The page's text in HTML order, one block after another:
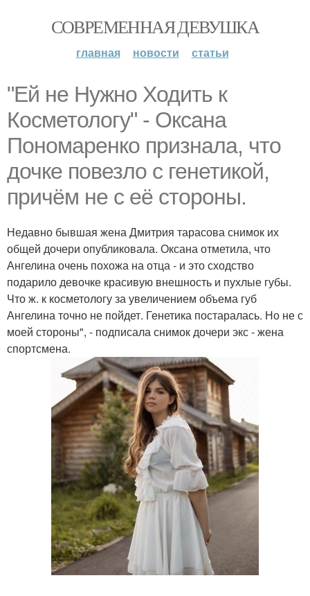
СОВРЕМЕННАЯ ДЕВУШКА
главная новости статьи
"Ей не Нужно Ходить к
Косметологу" - Оксана
Пономаренко признала, что
дочке повезло с генетикой,
причём не с её стороны.
Недавно бывшая жена Дмитрия тарасова снимок их
общей дочери опубликовала. Оксана отметила, что
Ангелина очень похожа на отца - и это сходство
подарило девочке красивую внешность и пухлые губы.
Что ж. к косметологу за увеличением объема губ
Ангелина точно не пойдет. Генетика постаралась. Но не с
моей стороны", - подписала снимок дочери экс - жена
спортсмена.